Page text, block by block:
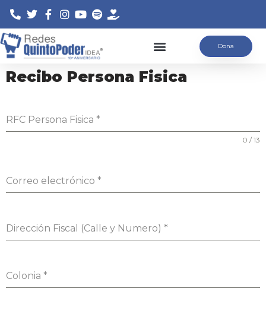
Saltar
al
Dona
Recibo Persona Fisica
RFC Persona Fisica *
0 / 13
Correo electrónico *
Dirección Fiscal (Calle y Numero) *
Colonia *